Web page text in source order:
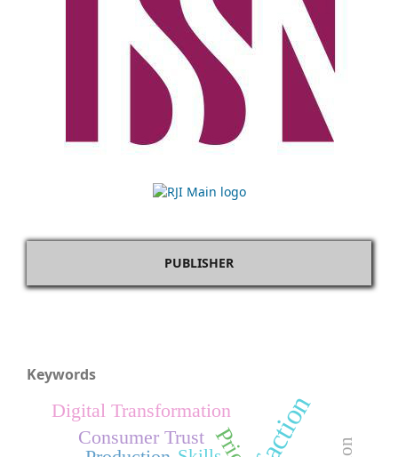
PUBLISHER
Keywords
Digital Transformation
Consumer Trust